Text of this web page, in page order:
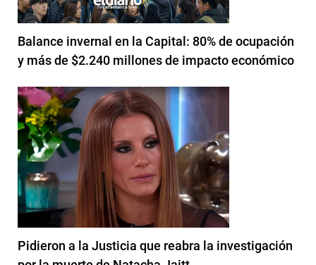
Balance invernal en la Capital: 80% de ocupación
y más de $2.240 millones de impacto económico
Pidieron a la Justicia que reabra la investigación